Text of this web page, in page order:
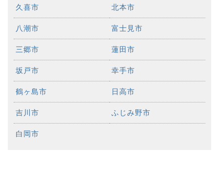
久喜市 北本市
八潮市 富士見市
三郷市 蓮田市
坂戸市 幸手市
鶴ヶ島市 日高市
吉川市 ふじみ野市
白岡市